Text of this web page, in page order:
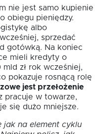
nie jest samo kupienie
obiegu pieniędzy.
albo
sprzedać
gotówką. Na koniec
mieli kredyty o
zł rok wcześniej,
pokazuje rosnącą rolę
jest przełożenie
pracuje w towarze,
się dużo mniejsze.
jak na element cyklu